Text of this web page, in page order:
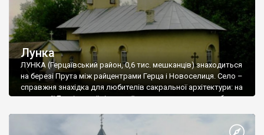
Лунка
ЛУНКА (Герцаївський район, 0,6 тис. мешканців) знаходиться
на березі Прута між райцентрами Герца і Новоселиця. Село –
справжня знахідка для любителів сакральної архітектури: на
території Лунківської сільської ради, яка включає в себе